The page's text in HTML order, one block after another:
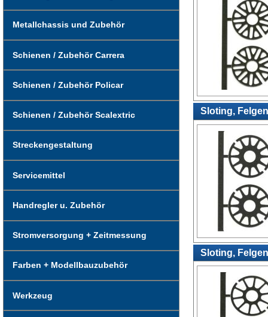
Metallchassis und Zubehör
Schienen / Zubehör Carrera
Schienen / Zubehör Policar
Schienen / Zubehör Scalextric
Streckengestaltung
Servicemittel
Handregler u. Zubehör
Stromversorgung + Zeitmessung
Farben + Modellbauzubehör
Werkzeug
Sloting,
Sloting,